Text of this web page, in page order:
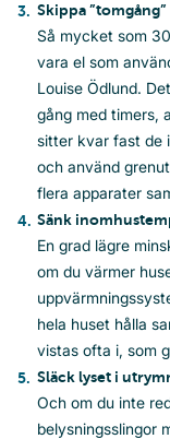
Skippa ”tomgång”
Så mycket som
vara el som
Louise Ödlund.
gång med timers,
sitter kvar fast de
och använd
flera apparater
Sänk
En grad lägre
om du värmer
hela huset hålla
vistas ofta i, som
Släck lyset i
Och om du inte
belysningsslingor